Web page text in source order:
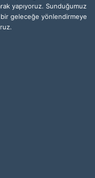
yapıyoruz. Sunduğumuz
geleceğe yönlendirmeye